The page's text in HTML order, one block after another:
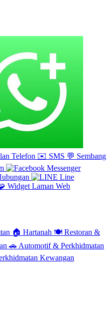
Telefon ✉️ SMS 💬 Sembang
Line
Widget Laman Web
🏠 Hartanah 🍽️ Restoran &
🚗 Automotif & Perkhidmatan
Kewangan